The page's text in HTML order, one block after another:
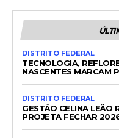
DISTRITO FEDERAL
TECNOLOGIA,
NASCENTES MARCAM
DISTRITO FEDERAL
GESTÃO CELINA LEÃO
PROJETA FECHAR